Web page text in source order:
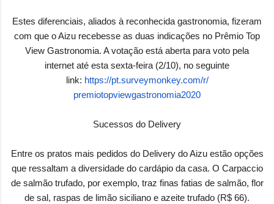
Estes diferenciais, aliados à reconhecida gastronomia, fizeram
com que o Aizu recebesse as duas indicações no Prêmio Top
View Gastronomia. A votação está aberta para voto pela
internet até esta sexta-feira (2/10), no seguinte
link: https://pt.surveymonkey.com/r/
premiotopviewgastronomia2020
Sucessos do Delivery
Entre os pratos mais pedidos do Delivery do Aizu estão opções
que ressaltam a diversidade do cardápio da casa. O Carpaccio
de salmão trufado, por exemplo, traz finas fatias de salmão, flor
de sal, raspas de limão siciliano e azeite trufado (R$ 66).